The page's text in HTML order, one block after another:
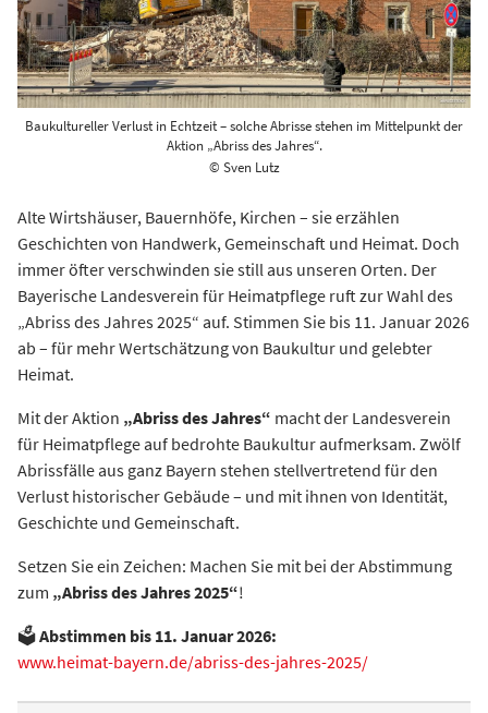
Baukultureller Verlust in Echtzeit – solche Abrisse stehen im Mittelpunkt der
Aktion „Abriss des Jahres“.
© Sven Lutz
Alte Wirtshäuser, Bauernhöfe, Kirchen – sie erzählen
Geschichten von Handwerk, Gemeinschaft und Heimat. Doch
immer öfter verschwinden sie still aus unseren Orten. Der
Bayerische Landesverein für Heimatpflege ruft zur Wahl des
„Abriss des Jahres 2025“ auf. Stimmen Sie bis 11. Januar 2026
ab – für mehr Wertschätzung von Baukultur und gelebter
Heimat.
Mit der Aktion „Abriss des Jahres“ macht der Landesverein
für Heimatpflege auf bedrohte Baukultur aufmerksam. Zwölf
Abrissfälle aus ganz Bayern stehen stellvertretend für den
Verlust historischer Gebäude – und mit ihnen von Identität,
Geschichte und Gemeinschaft.
Setzen Sie ein Zeichen: Machen Sie mit bei der Abstimmung
zum „Abriss des Jahres 2025“!
🗳️Abstimmen bis 11. Januar 2026:
www.heimat-bayern.de/abriss-des-jahres-2025/